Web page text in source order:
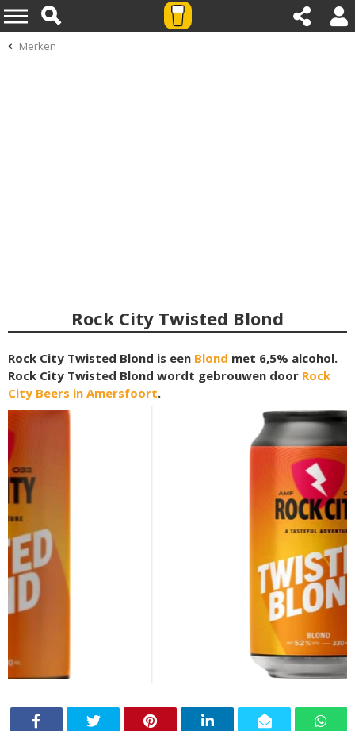
Merken
Rock City Twisted Blond
Rock City Twisted Blond is een Blond met 6,5% alcohol.
Rock City Twisted Blond wordt gebrouwen door Rock
City Beers in Amersfoort.